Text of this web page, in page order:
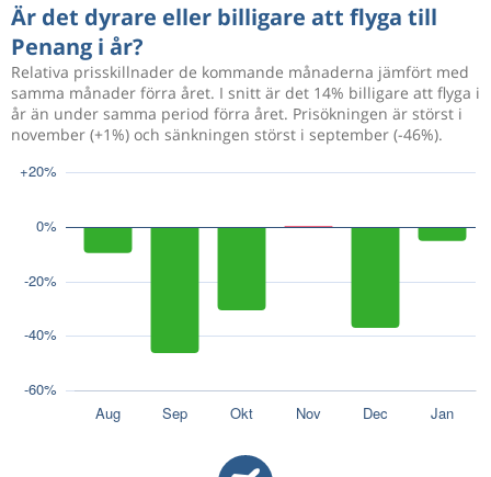
Är det dyrare eller billigare att flyga till
Penang i år?
Relativa prisskillnader de kommande månaderna jämfört med
samma månader förra året. I snitt är det 14% billigare att flyga i
år än under samma period förra året. Prisökningen är störst i
november (+1%) och sänkningen störst i september (-46%).